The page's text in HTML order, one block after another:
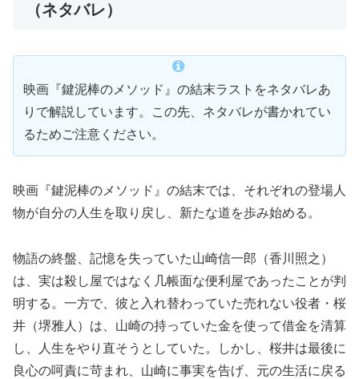
（ネタバレ）
映画『鍵泥棒のメソッド』の結末ラストをネタバレあ
りで解説しています。この先、ネタバレが書かれてい
るためご注意ください。
映画『鍵泥棒のメソッド』の結末では、それぞれの登場人
物が自分の人生を取り戻し、新たな道を歩み始める。
物語の終盤、記憶を失っていた山崎信一郎（香川照之）
は、実は殺し屋ではなく几帳面な便利屋であったことが判
明する。一方で、彼と入れ替わっていた売れない役者・桜
井（堺雅人）は、山崎の持っていた金を使って借金を清算
し、人生をやり直そうとしていた。しかし、桜井は最後に
良心の呵責に苛まれ、山崎に事実を告げ、元の生活に戻る